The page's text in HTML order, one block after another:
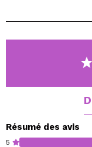
mauvaises odeurs
Laissez le doux
chaque recoin
acidulée
obtenir un parfum
plus tendres.
Résumé des avis
5